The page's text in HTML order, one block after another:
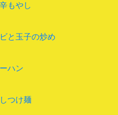
もやし
と玉子の炒め
ハン
つけ麺